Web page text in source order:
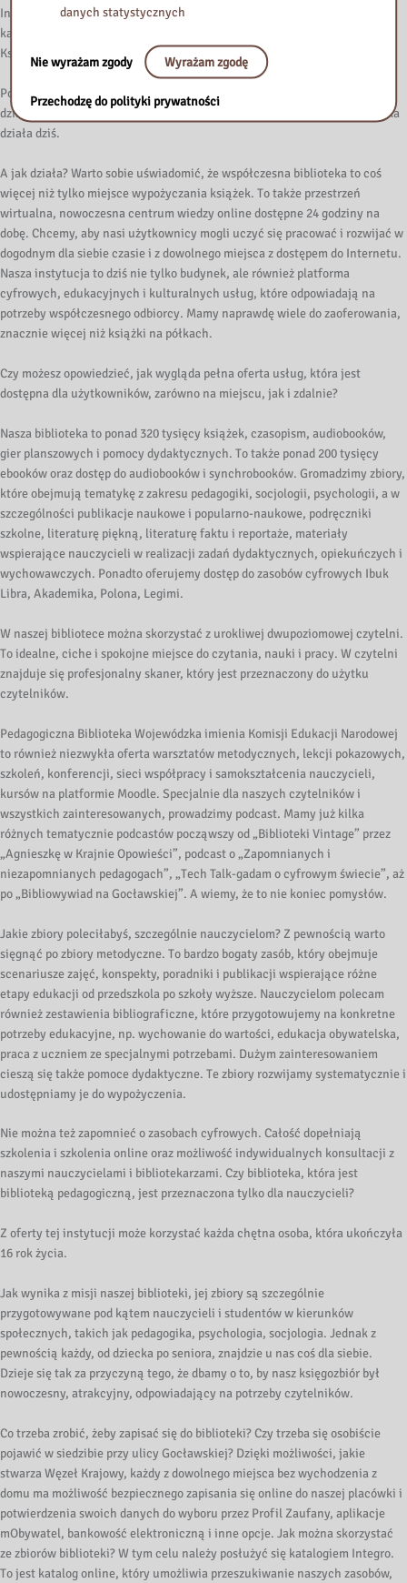
Informatyzacji Bibliotek na Mazowszu. To już nie tylko komputeryzacja
katalogu, ale także e-usługi, dostępność cyfrowa, nowe technologie.
Książka zyskała nowe, wirtualne oblicze bez rezygnacji z tradycji.
Podkreślmy to raz jeszcze. Przeżywamy więc osiemdziesiątą rocznicę
działania biblioteki. Tak, tak, ale biblioteka to nie tylko historia. Biblioteka
działa dziś.
A jak działa? Warto sobie uświadomić, że współczesna biblioteka to coś
więcej niż tylko miejsce wypożyczania książek. To także przestrzeń
wirtualna, nowoczesna centrum wiedzy online dostępne 24 godziny na
dobę. Chcemy, aby nasi użytkownicy mogli uczyć się pracować i rozwijać w
dogodnym dla siebie czasie i z dowolnego miejsca z dostępem do Internetu.
Nasza instytucja to dziś nie tylko budynek, ale również platforma
cyfrowych, edukacyjnych i kulturalnych usług, które odpowiadają na
potrzeby współczesnego odbiorcy. Mamy naprawdę wiele do zaoferowania,
znacznie więcej niż książki na półkach.
Czy możesz opowiedzieć, jak wygląda pełna oferta usług, która jest
dostępna dla użytkowników, zarówno na miejscu, jak i zdalnie?
Nasza biblioteka to ponad 320 tysięcy książek, czasopism, audiobooków,
gier planszowych i pomocy dydaktycznych. To także ponad 200 tysięcy
ebooków oraz dostęp do audiobooków i synchrobooków. Gromadzimy zbiory,
które obejmują tematykę z zakresu pedagogiki, socjologii, psychologii, a w
szczególności publikacje naukowe i popularno-naukowe, podręczniki
szkolne, literaturę piękną, literaturę faktu i reportaże, materiały
wspierające nauczycieli w realizacji zadań dydaktycznych, opiekuńczych i
wychowawczych. Ponadto oferujemy dostęp do zasobów cyfrowych Ibuk
Libra, Akademika, Polona, Legimi.
W naszej bibliotece można skorzystać z urokliwej dwupoziomowej czytelni.
To idealne, ciche i spokojne miejsce do czytania, nauki i pracy. W czytelni
znajduje się profesjonalny skaner, który jest przeznaczony do użytku
czytelników.
Pedagogiczna Biblioteka Wojewódzka imienia Komisji Edukacji Narodowej
to również niezwykła oferta warsztatów metodycznych, lekcji pokazowych,
szkoleń, konferencji, sieci współpracy i samokształcenia nauczycieli,
kursów na platformie Moodle. Specjalnie dla naszych czytelników i
wszystkich zainteresowanych, prowadzimy podcast. Mamy już kilka
różnych tematycznie podcastów począwszy od „Biblioteki Vintage” przez
„Agnieszkę w Krajnie Opowieści”, podcast o „Zapomnianych i
niezapomnianych pedagogach”, „Tech Talk-gadam o cyfrowym świecie”, aż
po „Bibliowywiad na Gocławskiej”. A wiemy, że to nie koniec pomysłów.
Jakie zbiory poleciłabyś, szczególnie nauczycielom? Z pewnością warto
sięgnąć po zbiory metodyczne. To bardzo bogaty zasób, który obejmuje
scenariusze zajęć, konspekty, poradniki i publikacji wspierające różne
etapy edukacji od przedszkola po szkoły wyższe. Nauczycielom polecam
również zestawienia bibliograficzne, które przygotowujemy na konkretne
potrzeby edukacyjne, np. wychowanie do wartości, edukacja obywatelska,
praca z uczniem ze specjalnymi potrzebami. Dużym zainteresowaniem
cieszą się także pomoce dydaktyczne. Te zbiory rozwijamy systematycznie i
udostępniamy je do wypożyczenia.
Nie można też zapomnieć o zasobach cyfrowych. Całość dopełniają
szkolenia i szkolenia online oraz możliwość indywidualnych konsultacji z
naszymi nauczycielami i bibliotekarzami. Czy biblioteka, która jest
biblioteką pedagogiczną, jest przeznaczona tylko dla nauczycieli?
Z oferty tej instytucji może korzystać każda chętna osoba, która ukończyła
16 rok życia.
Jak wynika z misji naszej biblioteki, jej zbiory są szczególnie
przygotowywane pod kątem nauczycieli i studentów w kierunków
społecznych, takich jak pedagogika, psychologia, socjologia. Jednak z
pewnością każdy, od dziecka po seniora, znajdzie u nas coś dla siebie.
Dzieje się tak za przyczyną tego, że dbamy o to, by nasz księgozbiór był
nowoczesny, atrakcyjny, odpowiadający na potrzeby czytelników.
Co trzeba zrobić, żeby zapisać się do biblioteki? Czy trzeba się osobiście
pojawić w siedzibie przy ulicy Gocławskiej? Dzięki możliwości, jakie
stwarza Węzeł Krajowy, każdy z dowolnego miejsca bez wychodzenia z
domu ma możliwość bezpiecznego zapisania się online do naszej placówki i
potwierdzenia swoich danych do wyboru przez Profil Zaufany, aplikacje
mObywatel, bankowość elektroniczną i inne opcje. Jak można skorzystać
ze zbiorów biblioteki? W tym celu należy posłużyć się katalogiem Integro.
To jest katalog online, który umożliwia przeszukiwanie naszych zasobów,
danych statystycznych
Nie wyrażam zgody Wyrażam zgodę
Przechodzę do polityki prywatności